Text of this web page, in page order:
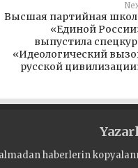
Высшая партийная
«Единой
выпустила
«Идеологический
русской
haberlerin